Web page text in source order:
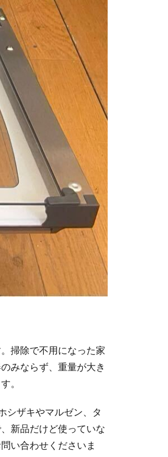
掃除で不用になった家
みならず、重量が大き
。
シザキやマルゼン、タ
新品だけど使っていな
い合わせくださいま